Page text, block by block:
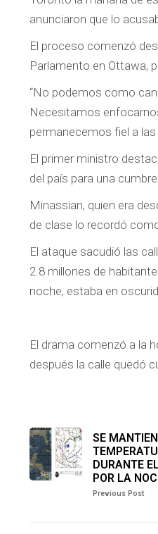
anunciaron que lo
El proceso comenzó
Parlamento en Ottawa,
“No podemos como
Necesitamos
permanecemos fiel a
El primer ministro
del país para una
Minassian, quien era
de clase lo recordó
El ataque sacudió las
2.8 millones de
noche, estaba en
El drama comenzó a la
después la calle quedó
SE
DURANTE
POR LA
Previous Post